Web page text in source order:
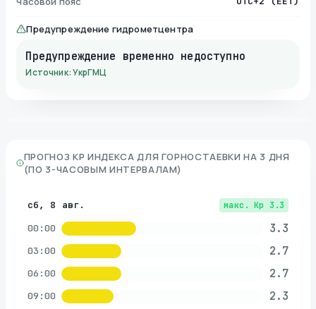
Предупреждение гидрометцентра
Предупреждение временно недоступно
Источник: УкрГМЦ
ПРОГНОЗ KP ИНДЕКСА ДЛЯ ГОРНОСТАЕВКИ НА 3 ДНЯ
(ПО 3-ЧАСОВЫМ ИНТЕРВАЛАМ)
сб, 8 авг. макс. Kp 3.3
00:00 3.3
03:00 2.7
06:00 2.7
09:00 2.3